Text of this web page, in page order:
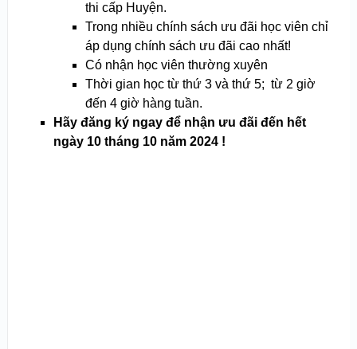
thi cấp Huyện.
Trong nhiều chính sách ưu đãi học viên chỉ
áp dụng chính sách ưu đãi cao nhất!
Có nhận học viên thường xuyên
Thời gian học từ thứ 3 và thứ 5; từ 2 giờ
đến 4 giờ hàng tuần.
Hãy đăng ký ngay để nhận ưu đãi đến hết
ngày 10 tháng 10 năm 2024 !